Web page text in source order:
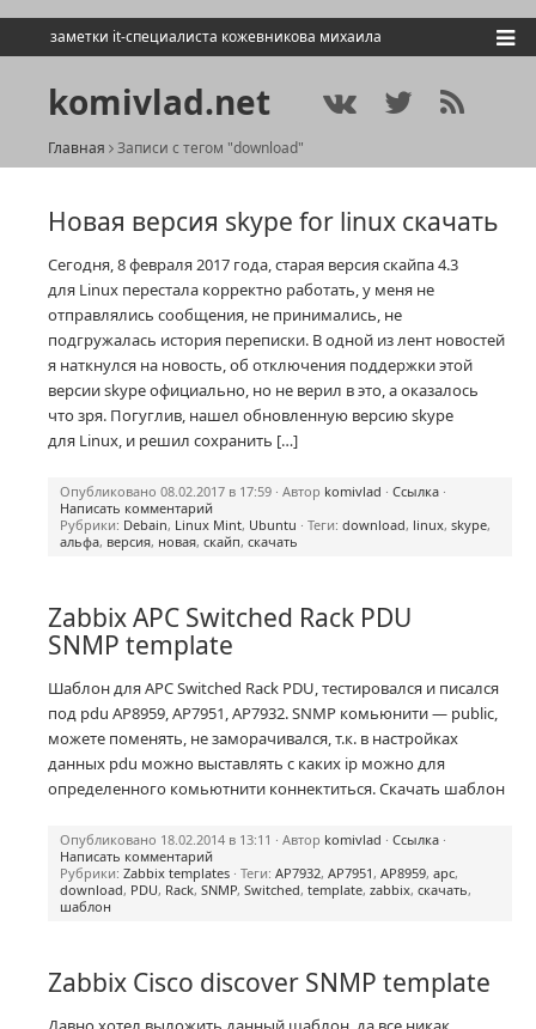
заметки it-специалиста кожевникова михаила
komivlad.net
Главная Записи с тегом "download"
Новая версия skype for linux скачать
Сегодня, 8 февраля 2017 года, старая версия скайпа 4.3
для Linux перестала корректно работать, у меня не
отправлялись сообщения, не принимались, не
подгружалась история переписки. В одной из лент новостей
я наткнулся на новость, об отключения поддержки этой
версии skype официально, но не верил в это, а оказалось
что зря. Погуглив, нашел обновленную версию skype
для Linux, и решил сохранить […]
Опубликовано 08.02.2017 в 17:59 · Автор komivlad · Ссылка ·
Написать комментарий
Рубрики: Debain, Linux Mint, Ubuntu · Теги: download, linux, skype,
альфа, версия, новая, скайп, скачать
Zabbix APC Switched Rack PDU
SNMP template
Шаблон для APC Switched Rack PDU, тестировался и писался
под pdu AP8959, AP7951, AP7932. SNMP комьюнити — public,
можете поменять, не заморачивался, т.к. в настройках
данных pdu можно выставлять с каких ip можно для
определенного комьютнити коннектиться. Скачать шаблон
Опубликовано 18.02.2014 в 13:11 · Автор komivlad · Ссылка ·
Написать комментарий
Рубрики: Zabbix templates · Теги: AP7932, AP7951, AP8959, apc,
download, PDU, Rack, SNMP, Switched, template, zabbix, скачать,
шаблон
Zabbix Cisco discover SNMP template